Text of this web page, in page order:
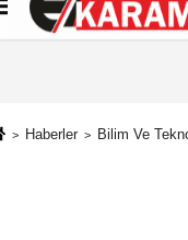
Künye İletişim Çerez
Haberler Bilim Ve